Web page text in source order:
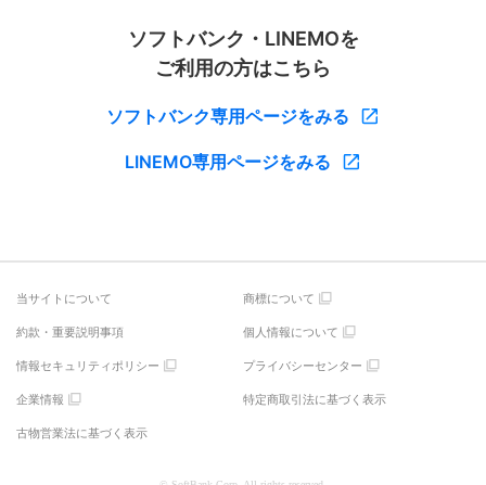
ソフトバンク・LINEMOを
ご利用の方はこちら
ソフトバンク専用ページをみる
LINEMO専用ページをみる
当サイトについて 商標について
約款・重要説明事項 個人情報について
情報セキュリティポリシー プライバシーセンター
企業情報 特定商取引法に基づく表示
古物営業法に基づく表示